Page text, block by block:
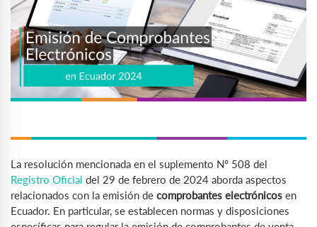
La resolución mencionada en el suplemento Nº 508 del
Registro Oficial del 29 de febrero de 2024 aborda aspectos
relacionados con la emisión de comprobantes electrónicos en
Ecuador. En particular, se establecen normas y disposiciones